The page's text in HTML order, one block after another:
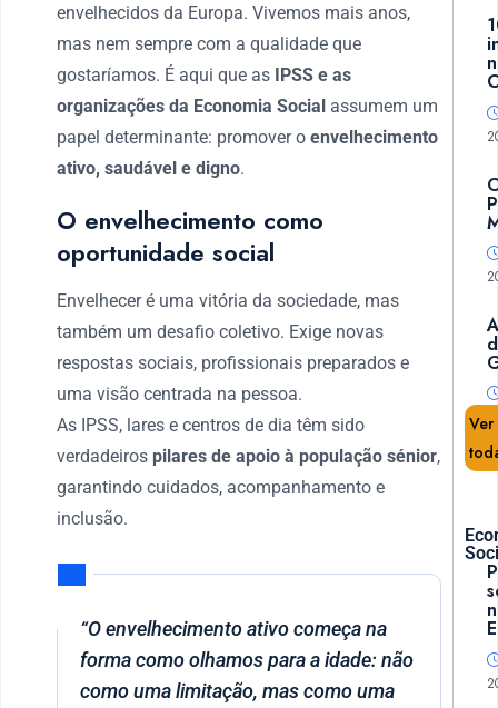
envelhecidos da Europa. Vivemos mais anos,
mas nem sempre com a qualidade que
gostaríamos. É aqui que as IPSS e as
organizações da Economia Social assumem um
papel determinante: promover o envelhecimento
ativo, saudável e digno.
O envelhecimento como
oportunidade social
Envelhecer é uma vitória da sociedade, mas
também um desafio coletivo. Exige novas
respostas sociais, profissionais preparados e
uma visão centrada na pessoa.
As IPSS, lares e centros de dia têm sido
verdadeiros pilares de apoio à população sénior,
garantindo cuidados, acompanhamento e
inclusão.
“O envelhecimento ativo começa na
forma como olhamos para a idade: não
como uma limitação, mas como uma
Ver